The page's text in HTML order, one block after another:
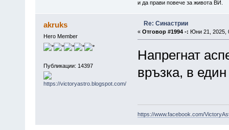
и да прави повече за живота ВИ.
akruks
Hero Member
Публикации: 14397
Re: Синастрии
« Отговор #1994 -: Юни 21, 2025,
Напрегнат
връзка, в
https://www.facebook.com/